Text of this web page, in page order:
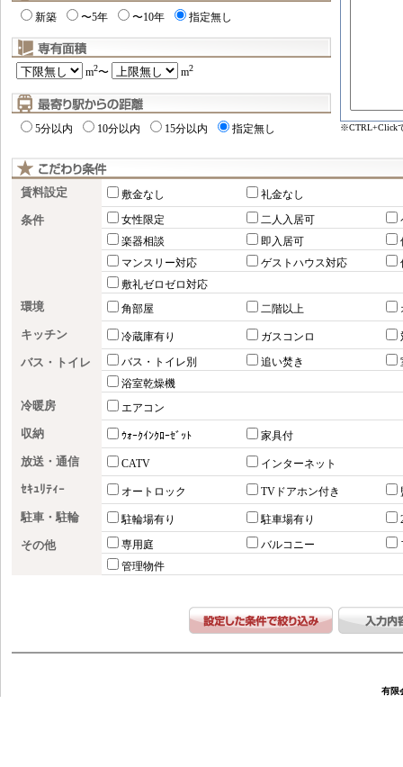
新築 〜5年 〜10年 指定無し
m2〜 m2
5分以内 10分以内 15分以内 指定無し ※CTRL+Click
賃料設定 敷金なし 礼金なし
条件 女性限定 二人入居可
楽器相談
即入居可
マンスリー対応
ゲストハウス対応
敷礼ゼロゼロ対応
環境 角部屋 二階以上
キッチン 冷蔵庫有り ガスコンロ
バス・トイレ バス・トイレ別 追い焚き
浴室乾燥機
冷暖房 エアコン
収納 ｳｫｰｸｲﾝｸﾛｰｾﾞｯﾄ 家具付
放送・通信 CATV インターネット
ｾｷｭﾘﾃｨｰ オートロック TVドアホン付き
駐車・駐輪 駐輪場有り 駐車場有り
その他 専用庭 バルコニー
管理物件
有限